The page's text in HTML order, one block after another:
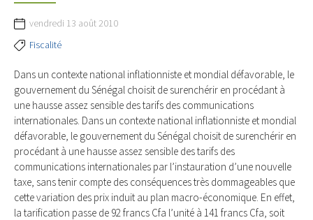
vendredi 13 août 2010
Fiscalité
Dans un contexte national in­fla­tionniste et mondial défavorable, le
gouvernement du Séné­gal choisit de surenchérir en procédant à
une hausse assez sensible des tarifs des communications
internationales. Dans un contexte national in­fla­tionniste et mondial
défavorable, le gouvernement du Séné­gal choisit de surenchérir en
procédant à une hausse assez sensible des tarifs des
communications internationales par l’instauration d’une nouvelle
taxe, sans tenir compte des conséquences très dommageables que
cette variation des prix in­duit au plan macro-économique. En effet,
la tarification passe de 92 francs Cfa l’unité à 141 francs Cfa, soit